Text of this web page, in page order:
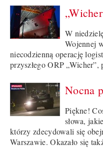
W
Wojennej
niecodzienną operację
przyszłego ORP
Nocna
Piękne!
słowa,
którzy zdecydowali się
Warszawie. Okazało się